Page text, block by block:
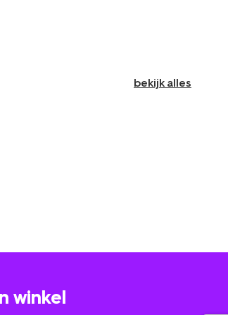
bekijk alles
winkel